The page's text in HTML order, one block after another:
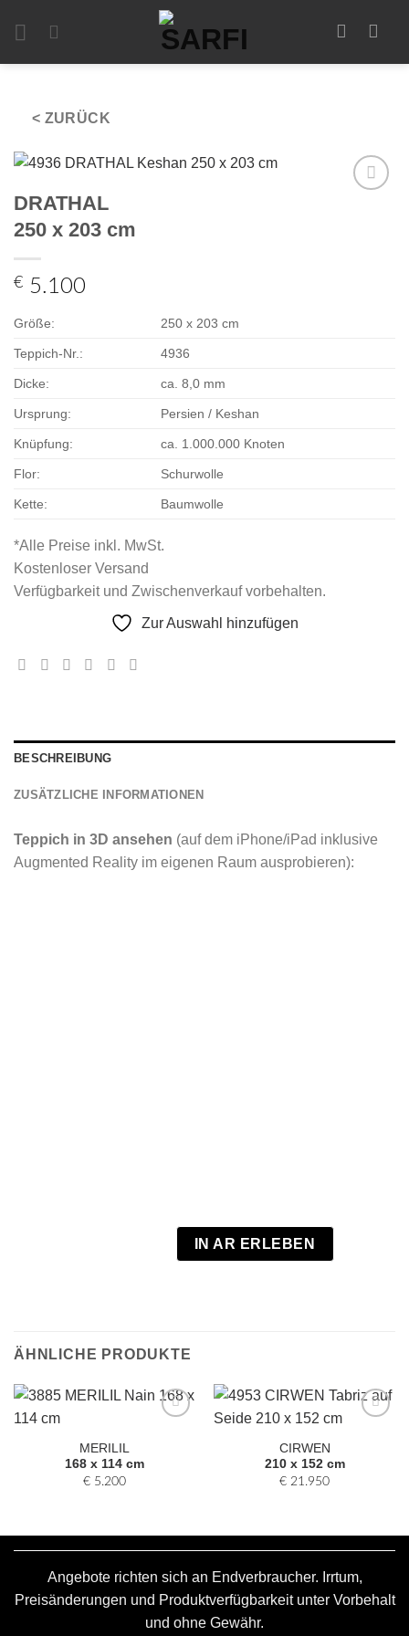
< ZURÜCK
DRATHAL
250 x 203 cm
€ 5.100
Größe: 250 x 203 cm
Teppich-Nr.: 4936
Dicke: ca. 8,0 mm
Ursprung: Persien / Keshan
Knüpfung: ca. 1.000.000 Knoten
Flor: Schurwolle
Kette: Baumwolle
*Alle Preise inkl. MwSt.
Kostenloser Versand
Verfügbarkeit und Zwischenverkauf vorbehalten.
Zur Auswahl hinzufügen
BESCHREIBUNG
ZUSÄTZLICHE INFORMATIONEN
Teppich in 3D ansehen (auf dem iPhone/iPad inklusive
Augmented Reality im eigenen Raum ausprobieren):
IN AR ERLEBEN
ÄHNLICHE PRODUKTE
MERILIL
168 x 114 cm
€ 5.200
CIRWEN
210 x 152 cm
€ 21.950
Angebote richten sich an Endverbraucher. Irrtum,
Preisänderungen und Produktverfügbarkeit unter Vorbehalt
und ohne Gewähr.